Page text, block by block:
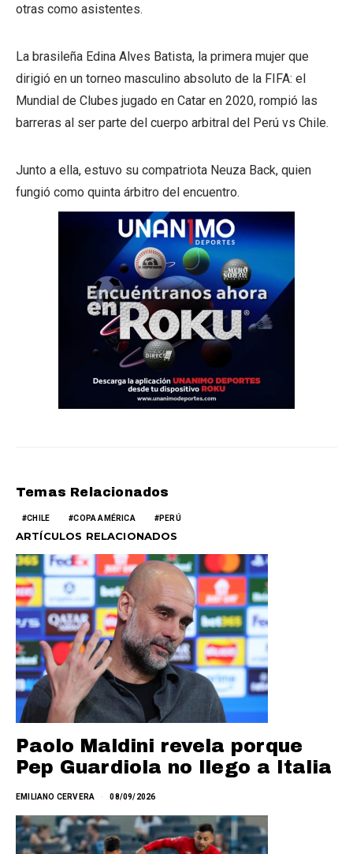
otras como asistentes.
La brasileña Edina Alves Batista, la primera mujer que
dirigió en un torneo masculino absoluto de la FIFA: el
Mundial de Clubes jugado en Catar en 2020, rompió las
barreras al ser parte del cuerpo arbitral del Perú vs Chile.
Junto a ella, estuvo su compatriota Neuza Back, quien
fungió como quinta árbitro del encuentro.
Temas Relacionados
CHILE COPA AMÉRICA PERÚ
ARTÍCULOS RELACIONADOS
Paolo Maldini revela porque
Pep Guardiola no llego a Italia
EMILIANO CERVERA 08/09/2026